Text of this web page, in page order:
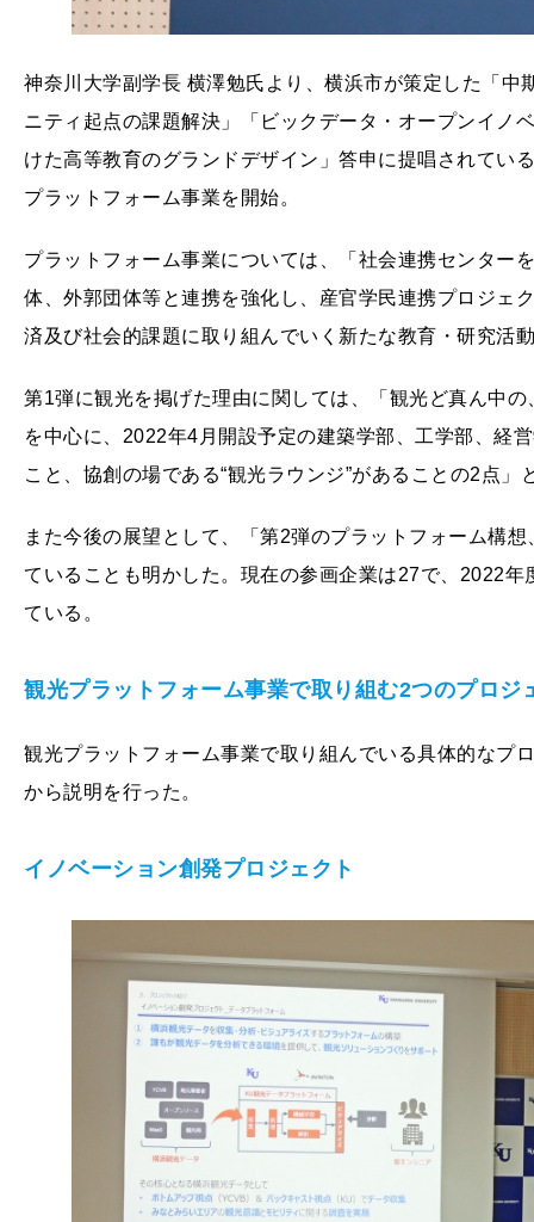
神奈川大学副学長 横澤勉氏より、横浜市が策定した「
ニティ起点の課題解決」「ビックデータ・オープンイノ
けた高等教育のグランドデザイン」答申に提唱されてい
プラットフォーム事業を開始。
プラットフォーム事業については、「社会連携センター
体、外郭団体等と連携を強化し、産官学民連携プロジェ
済及び社会的課題に取り組んでいく新たな教育・研究活
第1弾に観光を掲げた理由に関しては、「観光ど真ん中
を中心に、2022年4月開設予定の建築学部、工学部、経
こと、協創の場である“観光ラウンジ”があることの2点」
また今後の展望として、「第2弾のプラットフォーム構
ていることも明かした。現在の参画企業は27で、2022
ている。
観光プラットフォーム事業で取り組む2つのプロジ
観光プラットフォーム事業で取り組んでいる具体的なプ
から説明を行った。
イノベーション創発プロジェクト